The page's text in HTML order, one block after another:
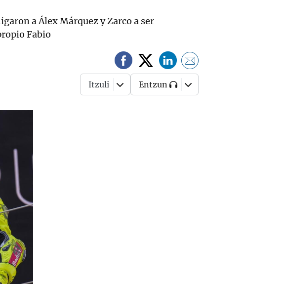
a Álex Márquez y Zarco a ser
Fabio
Itzuli Entzun